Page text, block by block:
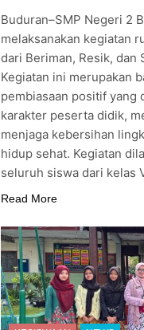
Buduran–SMP Negeri 2
melaksanakan kegiatan
dari Beriman, Resik, dan
Kegiatan ini merupakan
pembiasaan positif yang
karakter peserta didik,
menjaga kebersihan
hidup sehat. Kegiatan
seluruh siswa dari kelas
Read More